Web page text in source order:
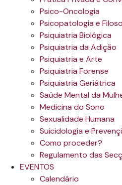
Psico-Oncologia
Psicopatologia e
Psiquiatria Biológica
Psiquiatria da Adição
Psiquiatria e Arte
Psiquiatria Forense
Psiquiatria Geriátrica
Saúde Mental da
Medicina do Sono
Sexualidade Humana
Suicidologia e
Como proceder?
Regulamento das
EVENTOS
Calendário